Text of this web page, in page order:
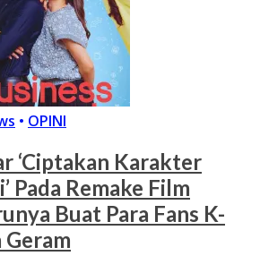
• OPINI
‘Ciptakan Karakter
Pada Remake Film
Buat Para Fans K-
Geram